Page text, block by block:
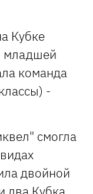
Кубке
младшей
команда
-
смогла
двойной